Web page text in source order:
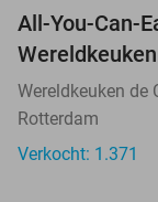
All-You-Can-
Wereldkeuken de
Rotterdam
Verkocht: 1.371